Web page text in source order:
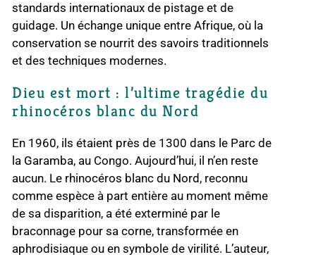
standards internationaux de pistage et de
guidage. Un échange unique entre Afrique, où la
conservation se nourrit des savoirs traditionnels
et des techniques modernes.
Dieu est mort : l’ultime tragédie du
rhinocéros blanc du Nord
En 1960, ils étaient près de 1300 dans le Parc de
la Garamba, au Congo. Aujourd’hui, il n’en reste
aucun. Le rhinocéros blanc du Nord, reconnu
comme espèce à part entière au moment même
de sa disparition, a été exterminé par le
braconnage pour sa corne, transformée en
aphrodisiaque ou en symbole de virilité. L’auteur,